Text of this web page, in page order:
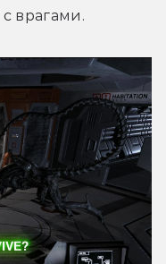
врагами.